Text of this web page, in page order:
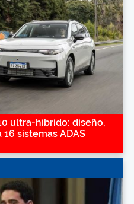
ultra-híbrido: diseño,
sistemas ADAS